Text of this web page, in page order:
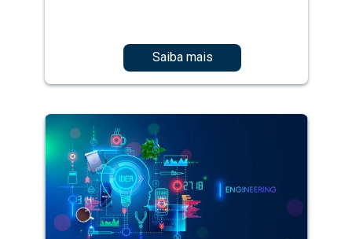
Saiba mais